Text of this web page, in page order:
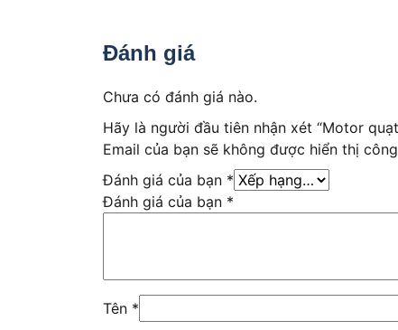
Đánh giá
Chưa có đánh giá nào.
Hãy là người đầu tiên nhận xét “Motor
Email của bạn sẽ không được hiển thị
Đánh giá của bạn *
Đánh giá của bạn *
Tên *